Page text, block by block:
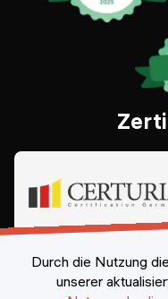
Durch die Nutzung
unserer